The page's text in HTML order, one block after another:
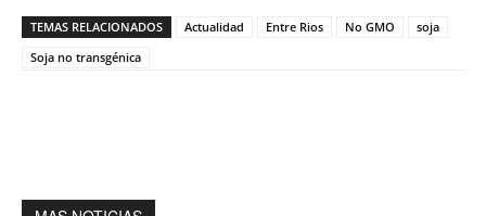
TEMAS RELACIONADOS Actualidad Entre Rios No GMO
soja
Soja no transgénica